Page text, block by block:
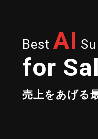
Best AI
for
売上をあげる